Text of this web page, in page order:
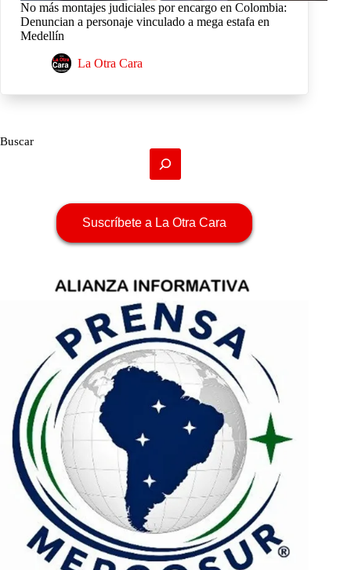
No más montajes judiciales por encargo en Colombia:
Denuncian a personaje vinculado a mega estafa en
Medellín
La Otra Cara
Buscar
Suscríbete a La Otra Cara